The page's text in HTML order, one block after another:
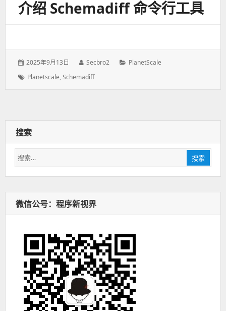
介绍 Schemadiff 命令行工具
发
于：
2025年9月13日
作
Secbro2
分
PlanetScale
标
Planetscale,Schemadiff
搜索
搜
索：
搜索
微信公号：程序新视界